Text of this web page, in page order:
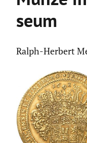
seum
Ralph-Herbert